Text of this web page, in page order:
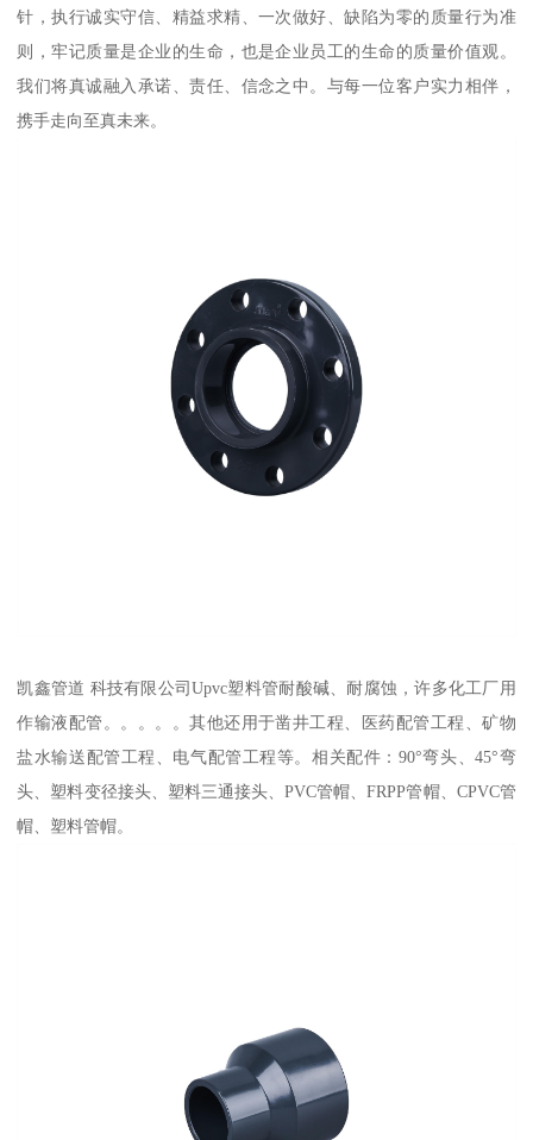
针，执行诚实守信、精益求精、一次做好、缺陷为零的质量行为准
则，牢记质量是企业的生命，也是企业员工的生命的质量价值观。
我们将真诚融入承诺、责任、信念之中。与每一位客户实力相伴，
携手走向至真未来。
凯鑫管道 科技有限公司Upvc塑料管耐酸碱、耐腐蚀，许多化工厂用
作输液配管。。。。。其他还用于凿井工程、医药配管工程、矿物
盐水输送配管工程、电气配管工程等。相关配件：90°弯头、45°弯
头、塑料变径接头、塑料三通接头、PVC管帽、FRPP管帽、CPVC管
帽、塑料管帽。